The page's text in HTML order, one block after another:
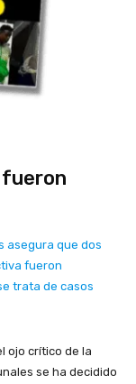
fueron
asegura que dos
fueron
trata de casos
ojo crítico de la
se ha decidido